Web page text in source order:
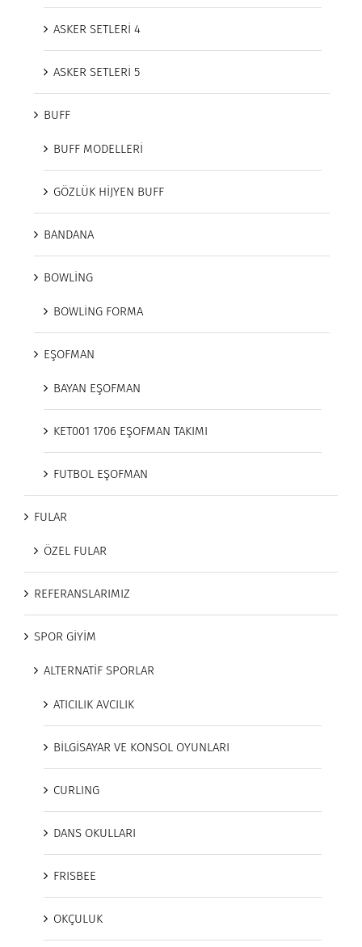
ASKER SETLERİ 4
ASKER SETLERİ 5
BUFF
BUFF MODELLERİ
GÖZLÜK HİJYEN BUFF
BANDANA
BOWLİNG
BOWLİNG FORMA
EŞOFMAN
BAYAN EŞOFMAN
KET001 1706 EŞOFMAN TAKIMI
FUTBOL EŞOFMAN
FULAR
ÖZEL FULAR
REFERANSLARIMIZ
SPOR GİYİM
ALTERNATİF SPORLAR
ATICILIK AVCILIK
BİLGİSAYAR VE KONSOL OYUNLARI
CURLING
DANS OKULLARI
FRISBEE
OKÇULUK